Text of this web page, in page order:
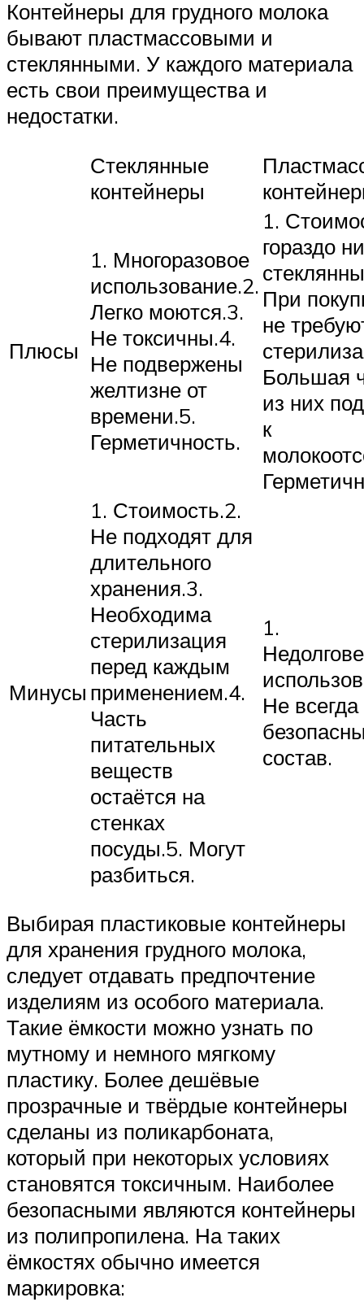
Контейнеры для грудного молока
бывают пластмассовыми и
стеклянными. У каждого материала
есть свои преимущества и
недостатки.
Стеклянные
контейнеры
Плюсы
1. Многоразовое
использование.2.
Легко моются.3.
Не токсичны.4.
Не подвержены
желтизне от
времени.5.
Герметичность.
1.
гораздо
При
не
Большая
из них
к
Минусы
1. Стоимость.2.
Не подходят для
длительного
хранения.3.
Необходима
стерилизация
перед каждым
применением.4.
Часть
питательных
веществ
остаётся на
стенках
посуды.5. Могут
разбиться.
1.
Не всегда
состав.
Выбирая пластиковые контейнеры
для хранения грудного молока,
следует отдавать предпочтение
изделиям из особого материала.
Такие ёмкости можно узнать по
мутному и немного мягкому
пластику. Более дешёвые
прозрачные и твёрдые контейнеры
сделаны из поликарбоната,
который при некоторых условиях
становятся токсичным. Наиболее
безопасными являются контейнеры
из полипропилена. На таких
ёмкостях обычно имеется
маркировка: